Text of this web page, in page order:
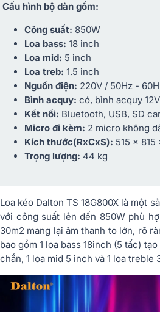
Cấu hình bộ dàn gồm:
Công suất: 850W
Loa bass: 18 inch
Loa mid: 5 inch
Loa treb: 1.5 inch
Nguồn điện: 220V / 50Hz -
Bình acquy: có, bình acquy
Kết nối: Bluetooth, USB, SD
Micro đi kèm: 2 micro không
Kích thước(RxCxS): 515 x
Trọng lượng: 44 kg
Loa kéo Dalton TS 18G800X là một
với công suất lên đến 850W phù
30m2 mang lại âm thanh to lớn, rõ
bao gồm 1 loa bass 18inch (5 tấc)
chắn, 1 loa mid 5 inch và 1 loa treble